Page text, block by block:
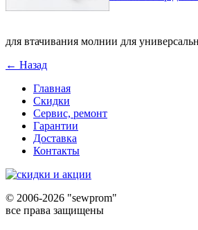
для втачивания молнии для
← Назад
Главная
Скидки
Сервис, ремонт
Гарантии
Доставка
Контакты
© 2006-2026 "sewprom"
все права защищены